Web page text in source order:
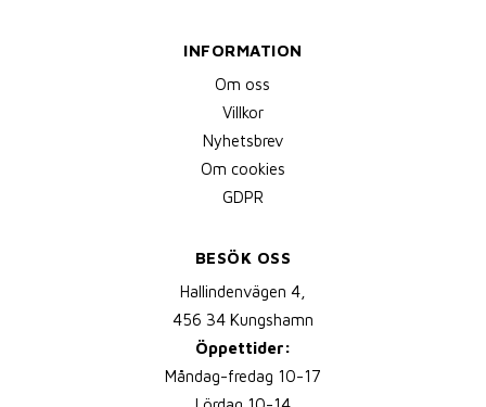
INFORMATION
Om oss
Villkor
Nyhetsbrev
Om cookies
GDPR
BESÖK OSS
Hallindenvägen 4,
456 34 Kungshamn
Öppettider:
Måndag-fredag 10-17